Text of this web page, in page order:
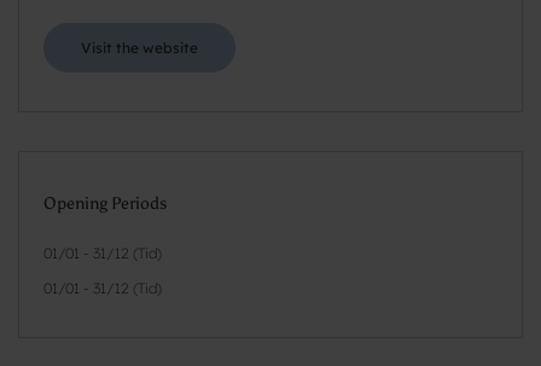
Visit the website
Opening Periods
01/01 - 31/12 (Tid)
01/01 - 31/12 (Tid)